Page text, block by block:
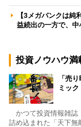
【3メガバンクは
益続出の一方で、
投資ノウハウ満
「売
ミッ
かつて投資情報雑誌
詰め込まれた「天下無